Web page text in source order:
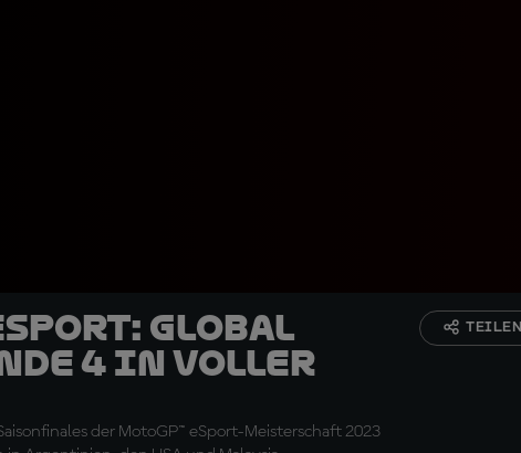
Global
4 in voller
der MotoGP™ eSport-Meisterschaft 2023
TEILEN